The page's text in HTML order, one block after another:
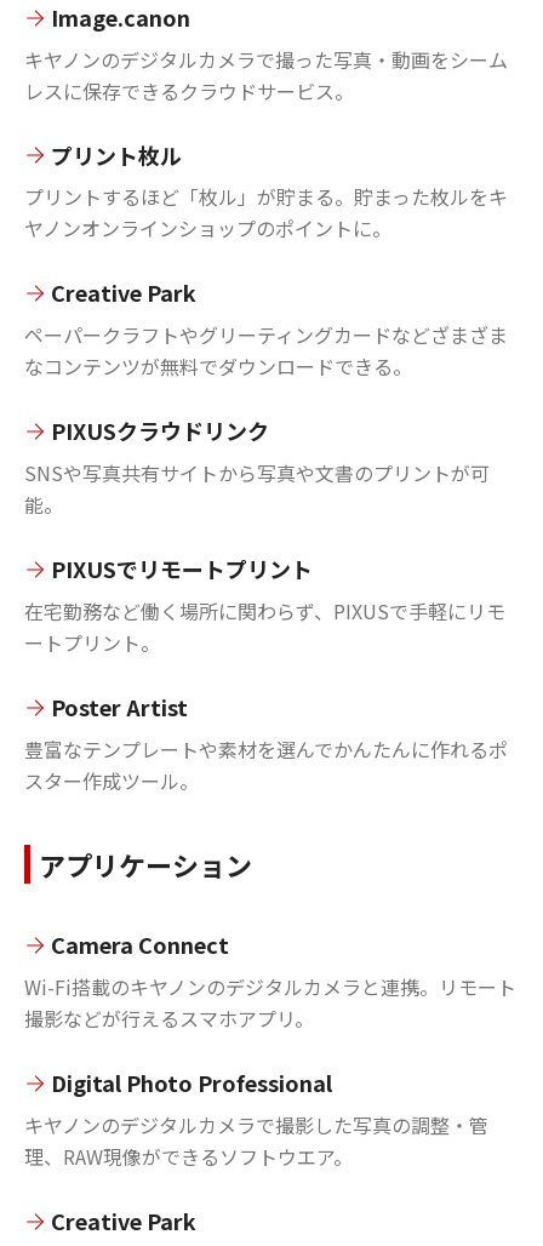
Image.canon
キヤノンのデジタルカメラで撮った写真・動画をシーム
レスに保存できるクラウドサービス。
プリント枚ル
プリントするほど「枚ル」が貯まる。貯まった枚ルをキ
ヤノンオンラインショップのポイントに。
Creative Park
ペーパークラフトやグリーティングカードなどざまざま
なコンテンツが無料でダウンロードできる。
PIXUSクラウドリンク
SNSや写真共有サイトから写真や文書のプリントが可
能。
PIXUSでリモートプリント
在宅勤務など働く場所に関わらず、PIXUSで手軽にリモ
ートプリント。
Poster Artist
豊富なテンプレートや素材を選んでかんたんに作れるポ
スター作成ツール。
アプリケーション
Camera Connect
Wi-Fi搭載のキヤノンのデジタルカメラと連携。リモート
撮影などが行えるスマホアプリ。
Digital Photo Professional
キヤノンのデジタルカメラで撮影した写真の調整・管
理、RAW現像ができるソフトウエア。
Creative Park